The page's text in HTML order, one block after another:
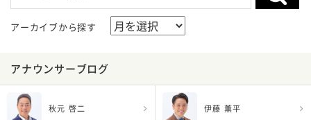
アーカイブから探す
アナウンサーブログ
秋元 啓二 伊藤 薫平